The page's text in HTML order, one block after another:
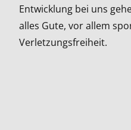
Entwicklung bei uns
alles Gute, vor allem
Verletzungsfreiheit.